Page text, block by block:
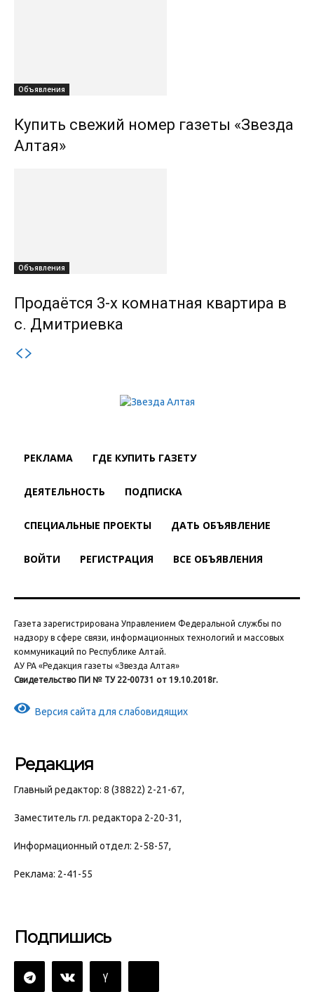
Объявления
Купить свежий номер газеты «Звезда
Алтая»
Объявления
Продаётся 3-х комнатная квартира в
с. Дмитриевка
РЕКЛАМА ГДЕ КУПИТЬ ГАЗЕТУ
ДЕЯТЕЛЬНОСТЬ ПОДПИСКА
СПЕЦИАЛЬНЫЕ ПРОЕКТЫ ДАТЬ ОБЪЯВЛЕНИЕ
ВОЙТИ РЕГИСТРАЦИЯ ВСЕ ОБЪЯВЛЕНИЯ
Газета зарегистрирована Управлением Федеральной службы по
надзору в сфере связи, информационных технологий и массовых
коммуникаций по Республике Алтай.
АУ РА «Редакция газеты «Звезда Алтая»
Свидетельство ПИ № ТУ 22-00731 от 19.10.2018г.
Версия сайта для слабовидящих
Редакция
Главный редактор: 8 (38822) 2-21-67,
Заместитель гл. редактора 2-20-31,
Информационный отдел: 2-58-57,
Реклама: 2-41-55
Подпишись